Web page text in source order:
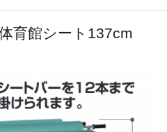
育館シート137cm